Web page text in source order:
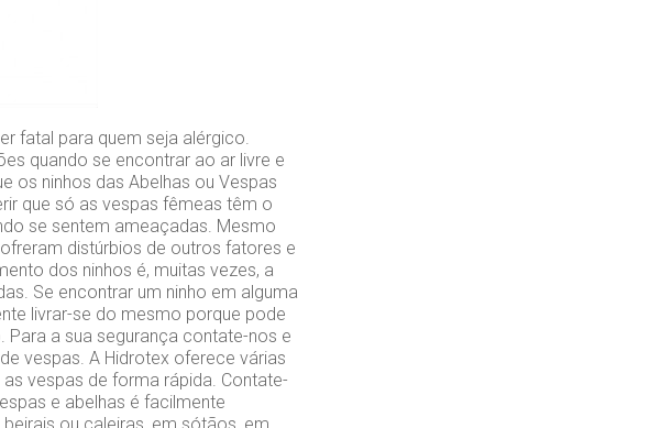
fatal para quem seja alérgico.
quando se encontrar ao ar livre e
os ninhos das Abelhas ou Vespas
que só as vespas fêmeas têm o
se sentem ameaçadas. Mesmo
distúrbios de outros fatores e
dos ninhos é, muitas vezes, a
Se encontrar um ninho em alguma
livrar-se do mesmo porque pode
a sua segurança contate-nos e
vespas. A Hidrotex oferece várias
vespas de forma rápida. Contate-
e abelhas é facilmente
ou caleiras, em sótãos, em